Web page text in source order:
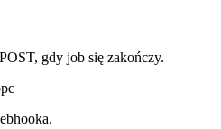
gdy job się zakończy.